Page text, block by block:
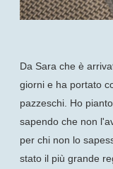
Da Sara che è
giorni e ha portato
pazzeschi. Ho
sapendo che non
per chi non lo
stato il più grande